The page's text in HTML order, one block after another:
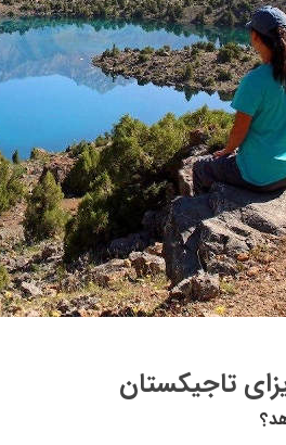
تاجیکستان